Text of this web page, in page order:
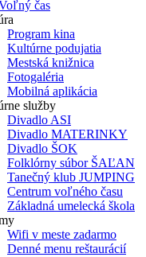
čas
Program kina
Kultúrne podujatia
Mestská knižnica
Fotogaléria
Mobilná aplikácia
služby
Divadlo ASI
Divadlo MATERINKY
Divadlo ŠOK
Folklórny súbor ŠAĽAN
Tanečný klub JUMPING
Centrum voľného času
Základná umelecká škola
Wifi v meste zadarmo
Denné menu reštaurácií